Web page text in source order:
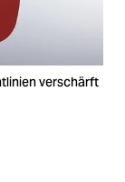
verschärft